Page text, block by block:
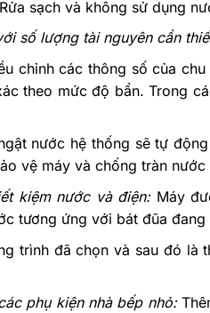
sạch và không sử dụng
số lượng tài nguyên cần
chỉnh các thông số của
theo mức độ bẩn. Trong
nước hệ thống sẽ tự
vệ máy và chống tràn nước
kiệm nước và điện: Máy
tương ứng với bát đũa
trình đã chọn và sau đó là
phụ kiện nhà bếp nhỏ: